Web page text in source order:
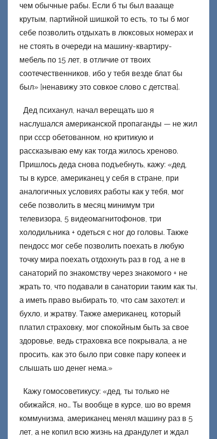
чем обычные рабы. Если б ты был ваааще
крутым, партийной шишкой то есть, то ты б мог
себе позволить отдыхать в люксовых номерах и
не стоять в очереди на машину-квартиру-
мебель по 15 лет, в отличие от твоих
соотечественников, ибо у тебя везде блат бы
был» [ненавижу это совкое слово с детства].
Дед психанул, начал верещать шо я
наслушался американской пропаганды — не жил
при ссср обетованном, но критикую и
рассказываю ему как тогда жилось хреново.
Пришлось деда снова подъебнуть, кажу: «дед,
ты в курсе, американец у себя в стране, при
аналогичных условиях работы как у тебя, мог
себе позволить в месяц минимум три
телевизора, 5 видеомагнитофонов, три
холодильника + одеться с ног до головы. Также
пендосс мог себе позволить поехать в любую
точку мира поехать отдохнуть раз в год, а не в
санаторий по знакомству через знакомого + не
жрать то, что подавали в санатории таким как ты,
а иметь право выбирать то, что сам захотел: и
бухло, и жратву. Также американец, который
платил страховку, мог спокойным быть за свое
здоровье, ведь страховка все покрывала, а не
просить, как это было при совке пару копеек и
слышать шо денег нема.»
Кажу гомосоветикусу: «дед, ты только не
обижайся, но… Ты вообще в курсе, шо во время
коммунизма, американец менял машину раз в 5
лет, а не копил всю жизнь на драндулет и ждал